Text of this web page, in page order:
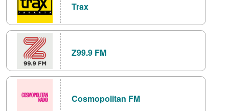
Trax
Z99.9 FM
Cosmopolitan FM